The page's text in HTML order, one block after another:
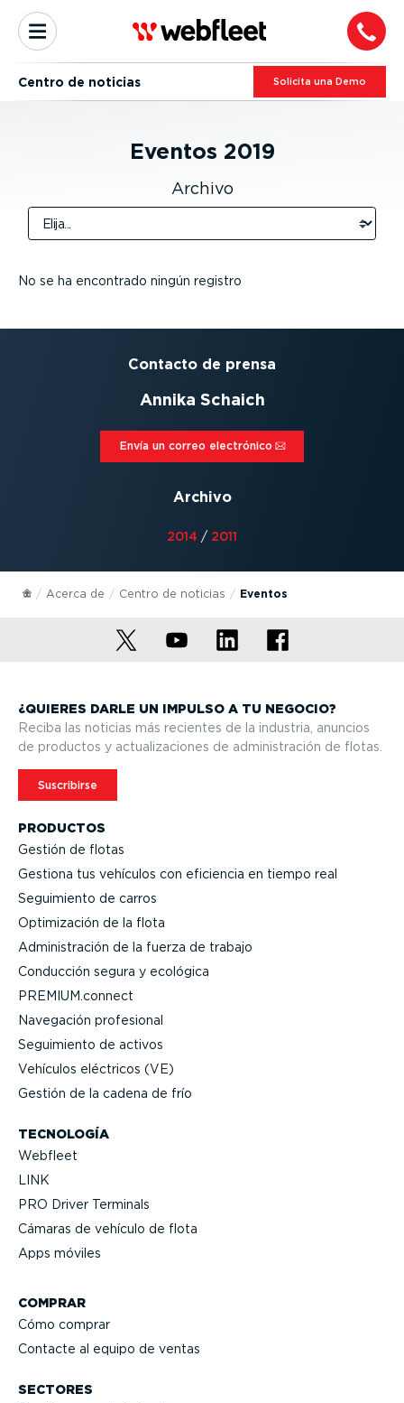
Centro de noticias Solicita una Demo
Eventos 2019
Archivo
No se ha encontrado ningún registro
Contacto de prensa
Annika Schaich
Envía un correo electrónico⁠
Archivo
2014 / 2011
Acerca de Centro de noticias Eventos
PRODUCTOS
Gestión de flotas
Gestiona tus vehículos con eficiencia en tiempo real
Seguimiento de carros
Optimi­zación de la flota
Adminis­tración de la fuerza de trabajo
Conducción segura y ecológica
PREMIUM.connect
Navegación profesional
Seguimiento de activos
Vehículos eléctricos (VE)
Gestión de la cadena de frío
TECNOLOGÍA
Webfleet
LINK
PRO Driver Terminals
Cámaras de vehículo de flota
Apps móviles
COMPRAR
Cómo comprar
Contacte al equipo de ventas
SECTORES
¿QUIERES DARLE UN IMPULSO A TU NEGOCIO?
Reciba las noticias más recientes de la industria, anuncios
de productos y actua­li­za­ciones de adminis­tración de flotas.
Suscribirse